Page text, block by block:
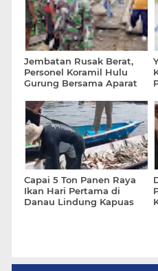
Jembatan Rusak Berat,
Personel Koramil Hulu
Gurung Bersama Aparat
Capai 5 Ton Panen Raya
Ikan Hari Pertama di
Danau Lindung Kapuas